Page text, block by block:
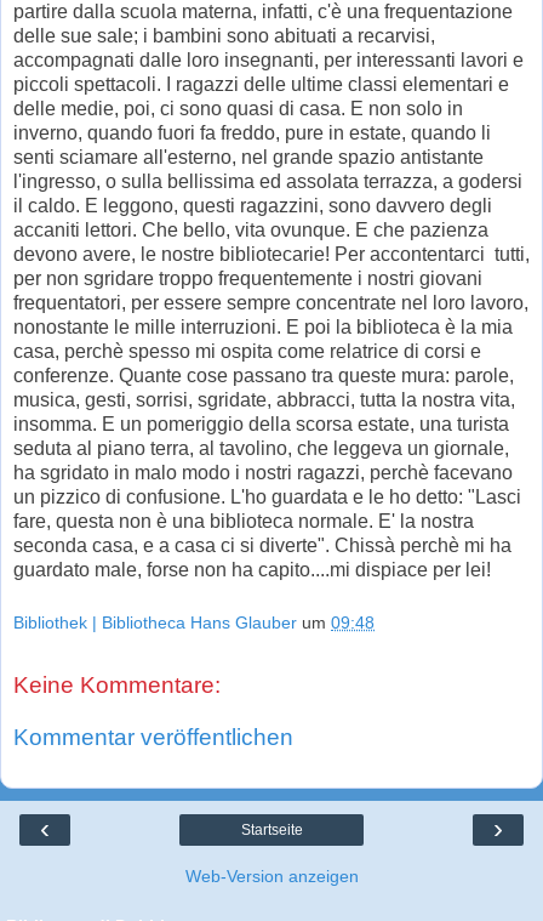
partire dalla scuola materna, infatti, c'è una frequentazione
delle sue sale; i bambini sono abituati a recarvisi,
accompagnati dalle loro insegnanti, per interessanti lavori e
piccoli spettacoli. I ragazzi delle ultime classi elementari e
delle medie, poi, ci sono quasi di casa. E non solo in
inverno, quando fuori fa freddo, pure in estate, quando li
senti sciamare all'esterno, nel grande spazio antistante
l'ingresso, o sulla bellissima ed assolata terrazza, a godersi
il caldo. E leggono, questi ragazzini, sono davvero degli
accaniti lettori. Che bello, vita ovunque. E che pazienza
devono avere, le nostre bibliotecarie! Per accontentarci tutti,
per non sgridare troppo frequentemente i nostri giovani
frequentatori, per essere sempre concentrate nel loro lavoro,
nonostante le mille interruzioni. E poi la biblioteca è la mia
casa, perchè spesso mi ospita come relatrice di corsi e
conferenze. Quante cose passano tra queste mura: parole,
musica, gesti, sorrisi, sgridate, abbracci, tutta la nostra vita,
insomma. E un pomeriggio della scorsa estate, una turista
seduta al piano terra, al tavolino, che leggeva un giornale,
ha sgridato in malo modo i nostri ragazzi, perchè facevano
un pizzico di confusione. L'ho guardata e le ho detto: "Lasci
fare, questa non è una biblioteca normale. E' la nostra
seconda casa, e a casa ci si diverte". Chissà perchè mi ha
guardato male, forse non ha capito....mi dispiace per lei!
Bibliothek | Bibliotheca Hans Glauber um 09:48
Keine Kommentare:
Kommentar veröffentlichen
‹ ›
Startseite
Web-Version anzeigen